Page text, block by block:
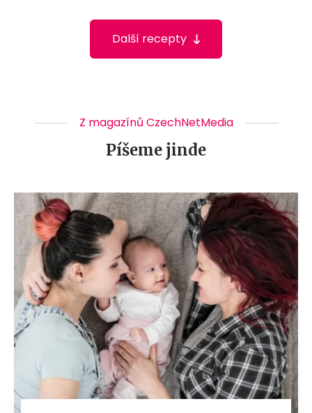
Další recepty
Z magazínů CzechNetMedia
Píšeme jinde